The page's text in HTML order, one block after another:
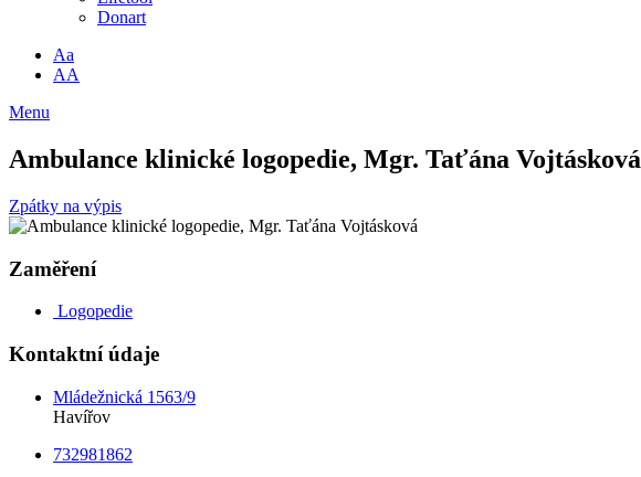
Donart
Aa
AA
Menu
Ambulance klinické logopedie, Mgr. Taťána Vojtásková
Zpátky na výpis
Zaměření
Logopedie
Kontaktní údaje
Mládežnická 1563/9
Havířov
732981862